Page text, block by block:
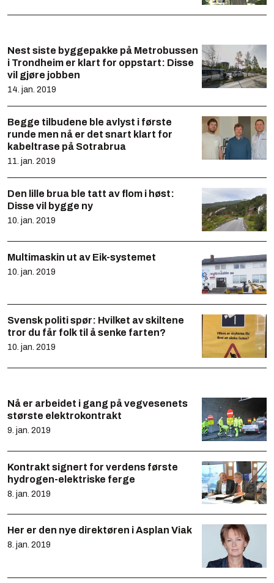
Nest siste byggepakke på Metrobussen
i Trondheim er klart for oppstart: Disse
vil gjøre jobben
14. jan. 2019
Begge tilbudene ble avlyst i første
runde men nå er det snart klart for
kabeltrase på Sotrabrua
11. jan. 2019
Den lille brua ble tatt av flom i høst:
Disse vil bygge ny
10. jan. 2019
Multimaskin ut av Eik-systemet
10. jan. 2019
Svensk politi spør: Hvilket av skiltene
tror du får folk til å senke farten?
10. jan. 2019
Nå er arbeidet i gang på vegvesenets
største elektrokontrakt
9. jan. 2019
Kontrakt signert for verdens første
hydrogen-elektriske ferge
8. jan. 2019
Her er den nye direktøren i Asplan Viak
8. jan. 2019